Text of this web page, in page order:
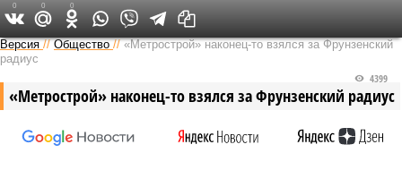
Версия на Неве
Версия //Общество //«Метрострой» наконец-то взялся за Фрунзенский
радиус
«Метрострой» наконец-то взялся за Фрунзенский радиус
4399
0 0 0